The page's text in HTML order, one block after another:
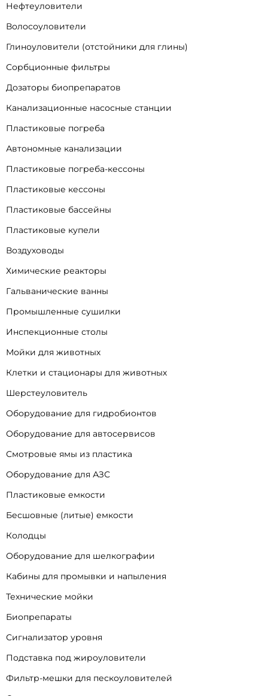
Нефтеуловители
Волосоуловители
Глиноуловители (отстойники для глины)
Сорбционные фильтры
Дозаторы биопрепаратов
Канализационные насосные станции
Пластиковые погреба
Автономные канализации
Пластиковые погреба-кессоны
Пластиковые кессоны
Пластиковые бассейны
Пластиковые купели
Воздуховоды
Химические реакторы
Гальванические ванны
Промышленные сушилки
Инспекционные столы
Мойки для животных
Клетки и стационары для животных
Шерстеуловитель
Оборудование для гидробионтов
Оборудование для автосервисов
Смотровые ямы из пластика
Оборудование для АЗС
Пластиковые емкости
Бесшовные (литые) емкости
Колодцы
Оборудование для шелкографии
Кабины для промывки и напыления
Технические мойки
Биопрепараты
Сигнализатор уровня
Подставка под жироуловители
Фильтр-мешки для пескоуловителей